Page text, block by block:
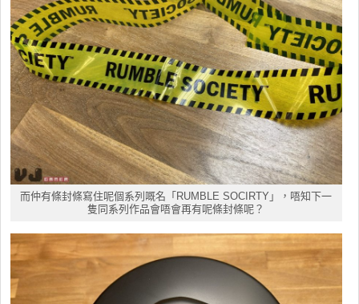
而仲有條封條寫住呢個系列嘅名「RUMBLE SOCIRTY」，唔知下一
隻同系列作品會唔會再有呢條封條呢？